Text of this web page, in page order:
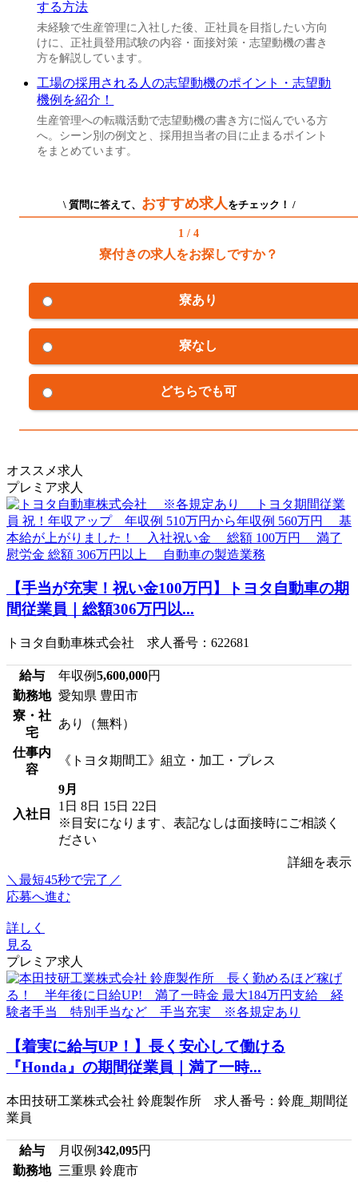
する方法
未経験で生産管理に入社した後、正社員を目指したい方向
けに、正社員登用試験の内容・面接対策・志望動機の書き
方を解説しています。
工場の採用される人の志望動機のポイント・志望動
機例を紹介！
生産管理への転職活動で志望動機の書き方に悩んでいる方
へ。シーン別の例文と、採用担当者の目に止まるポイント
をまとめています。
\ 質問に答えて、 おすすめ求人 をチェック！ /
1 / 4
寮付きの求人をお探しですか？
寮あり
寮なし
どちらでも可
オススメ求人
プレミア求人
【手当が充実！祝い金100万円】トヨタ自動車の期
間従業員｜総額306万円以...
トヨタ自動車株式会社 求人番号：622681
給与 年収例5,600,000円
勤務地 愛知県 豊田市
寮・社
宅
あり（無料）
仕事内
容
《トヨタ期間工》組立・加工・プレス
入社日
9月
1日 8日 15日 22日
※目安になります、表記なしは面接時にご相談く
ださい
詳細を表示
＼最短45秒で完了／
応募へ進む
詳しく
見る
プレミア求人
【着実に給与UP！】長く安心して働ける
『Honda』の期間従業員｜満了一時...
本田技研工業株式会社 鈴鹿製作所 求人番号：鈴鹿_期間従
業員
給与 月収例342,095円
勤務地 三重県 鈴鹿市